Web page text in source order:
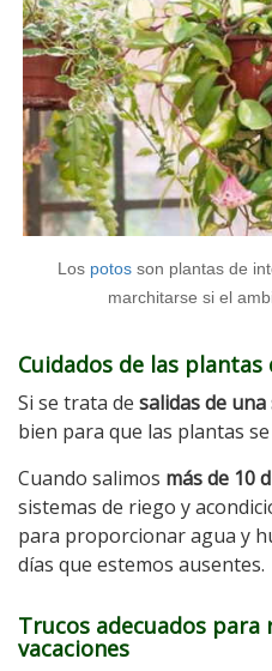
Los potos son plantas de
marchitarse si el
Cuidados de las
Si se trata de salidas de una
bien para que las plantas
Cuando salimos más de 10
sistemas de riego y
para proporcionar agua y
días que estemos ausentes.
Trucos adecuados
vacaciones